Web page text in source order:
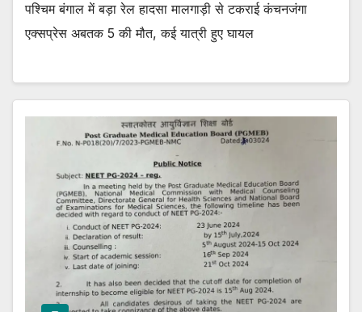
पश्चिम बंगाल में बड़ा रेल हादसा मालगाड़ी से टकराई कंचनजंगा
एक्सप्रेस अबतक 5 की मौत, कई यात्री हुए घायल